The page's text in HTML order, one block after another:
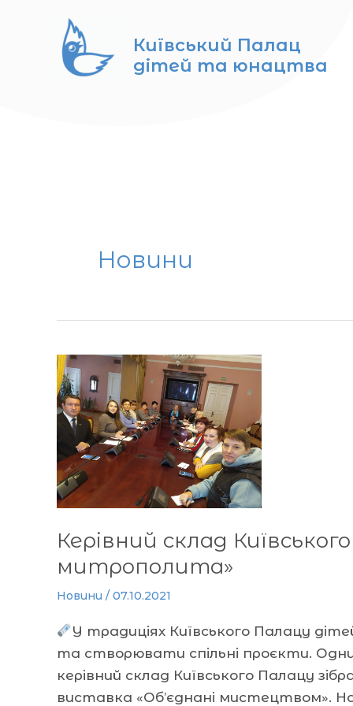
Київський Палац
дітей та юнацтва
Новини
Керівний склад
митрополита»
Новини / 07.10.2021
У традиціях Київського Палацу
та створювати спільні проєкти.
керівний склад Київського Палацу
виставка «Об’єднані мистецтвом».
Керівний
склад
Київського
Палацу
зібрався
на
робочу
у
Музеї